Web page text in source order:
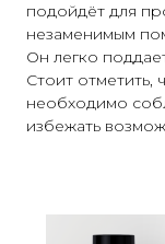
подойдёт для
незаменимым
Он легко
Стоит отметить,
необходимо
избежать